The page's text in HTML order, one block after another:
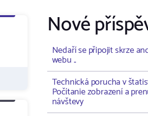
Nové
Nedaří se připojit skrze
webu ..
Technická porucha v
Počítanie zobrazení a
návštevy